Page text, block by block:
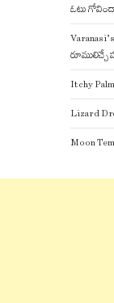
ఓటు
Itchy
Lizard
Moon